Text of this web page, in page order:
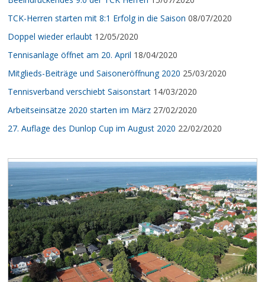
TCK-Herren starten mit 8:1 Erfolg in die Saison 08/07/2020
Doppel wieder erlaubt 12/05/2020
Tennisanlage öffnet am 20. April 18/04/2020
Mitglieds-Beiträge und Saisoneröffnung 2020 25/03/2020
Tennisverband verschiebt Saisonstart 14/03/2020
Arbeitseinsätze 2020 starten im März 27/02/2020
27. Auflage des Dunlop Cup im August 2020 22/02/2020